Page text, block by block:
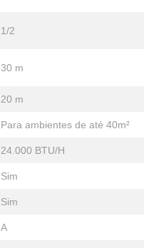
1/2
30 m
20 m
Para ambientes de até 40m²
24.000 BTU/H
Sim
Sim
A